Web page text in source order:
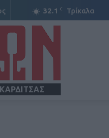
32.1 C Τρίκαλα